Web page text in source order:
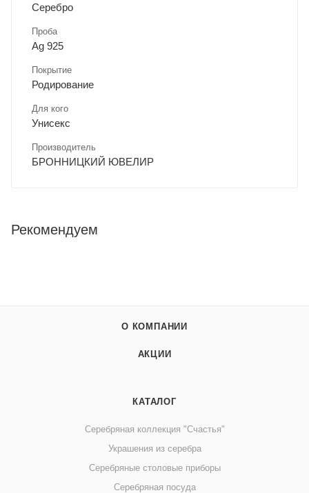
Серебро
Проба
Ag 925
Покрытие
Родирование
Для кого
Унисекс
Производитель
БРОННИЦКИЙ ЮВЕЛИР
Рекомендуем
О КОМПАНИИ
АКЦИИ
КАТАЛОГ
Серебряная коллекция "Счастья"
Украшения из серебра
Серебряные столовые приборы
Серебряная посуда